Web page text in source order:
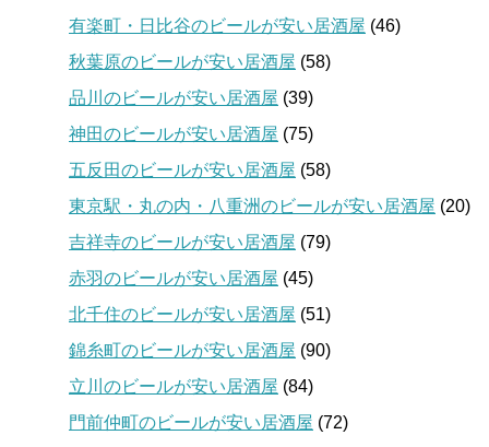
有楽町・日比谷のビールが安い居酒屋 (46)
秋葉原のビールが安い居酒屋 (58)
品川のビールが安い居酒屋 (39)
神田のビールが安い居酒屋 (75)
五反田のビールが安い居酒屋 (58)
東京駅・丸の内・八重洲のビールが安い居酒屋 (20)
吉祥寺のビールが安い居酒屋 (79)
赤羽のビールが安い居酒屋 (45)
北千住のビールが安い居酒屋 (51)
錦糸町のビールが安い居酒屋 (90)
立川のビールが安い居酒屋 (84)
門前仲町のビールが安い居酒屋 (72)